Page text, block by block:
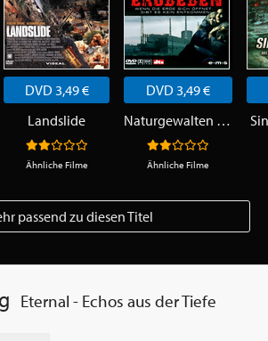
DVD 3,49 €
Landslide
Ähnliche Filme
DVD 3,49 €
Naturgewalten - Erdbeben
Ähnliche Filme
passend zu diesen Titel
Eternal - Echos aus der Tiefe